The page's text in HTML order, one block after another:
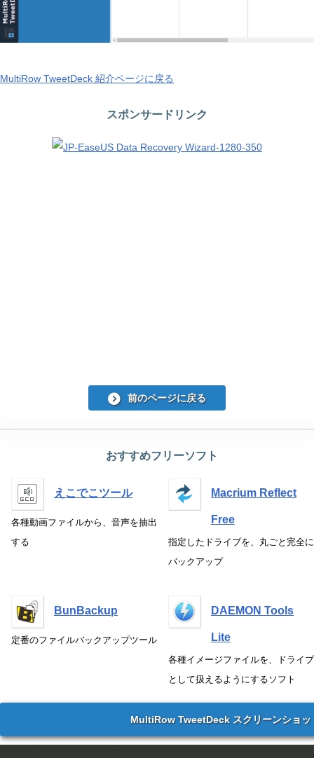
MultiRow TweetDeck 紹介ページに戻る
スポンサードリンク
前のページに戻る
おすすめフリーソフト
えこでこツール
各種動画ファイルから、音声を抽出
する
Macrium Reflect
Free
指定したドライブを、丸ごと完全に
バックアップ
BunBackup
定番のファイルバックアップツール
DAEMON Tools
Lite
各種イメージファイルを、ドライブ
として扱えるようにするソフト
MultiRow TweetDeck スクリーンショッ